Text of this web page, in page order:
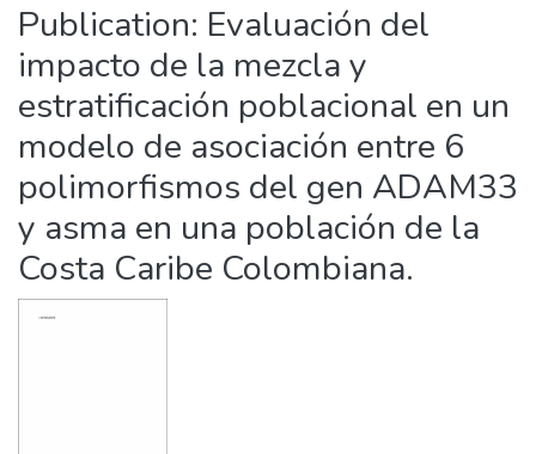
Publication: Evaluación del
impacto de la mezcla y
estratificación poblacional en un
modelo de asociación entre 6
polimorfismos del gen ADAM33
y asma en una población de la
Costa Caribe Colombiana.